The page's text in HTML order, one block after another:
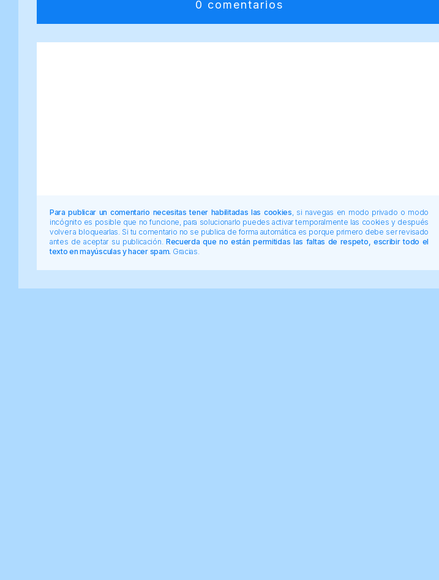
0 comentarios
Para publicar un comentario necesitas tener habilitadas las cookies , si navegas en modo privado o modo
incógnito es posible que no funcione, para solucionarlo puedes activar temporalmente las cookies y después
volver a bloquearlas. Si tu comentario no se publica de forma automática es porque primero debe ser revisado
antes de aceptar su publicación. Recuerda que no están permitidas las faltas de respeto, escribir todo el
texto en mayúsculas y hacer spam. Gracias.